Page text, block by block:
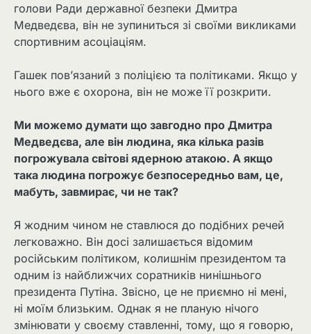
голови Ради державної безпеки Дмитра
Медведєва, він не зупиниться зі своїми викликами
спортивним асоціаціям.
Гашек пов’язаний з поліцією та політиками. Якщо у
нього вже є охорона, він не може її розкрити.
Ми можемо думати що завгодно про Дмитра
Медведєва, але він людина, яка кілька разів
погрожувала світові ядерною атакою. А якщо
така людина погрожує безпосередньо вам, це,
мабуть, завмирає, чи не так?
Я жодним чином не ставлюся до подібних речей
легковажно. Він досі залишається відомим
російським політиком, колишнім президентом та
одним із найближчих соратників нинішнього
президента Путіна. Звісно, ​​це не приємно ні мені,
ні моїм близьким. Однак я не планую нічого
змінювати у своєму ставленні, тому, що я говорю,